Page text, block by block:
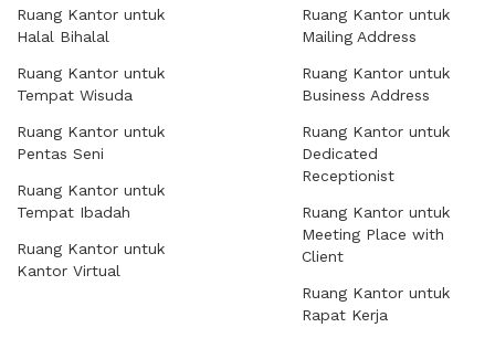
Ruang Kantor untuk
Halal Bihalal
Ruang Kantor untuk
Tempat Wisuda
Ruang Kantor untuk
Pentas Seni
Ruang Kantor untuk
Tempat Ibadah
Ruang Kantor untuk
Kantor Virtual
Ruang Kantor untuk
Mailing Address
Ruang Kantor untuk
Business Address
Ruang Kantor untuk
Dedicated
Receptionist
Ruang Kantor untuk
Meeting Place with
Client
Ruang Kantor untuk
Rapat Kerja